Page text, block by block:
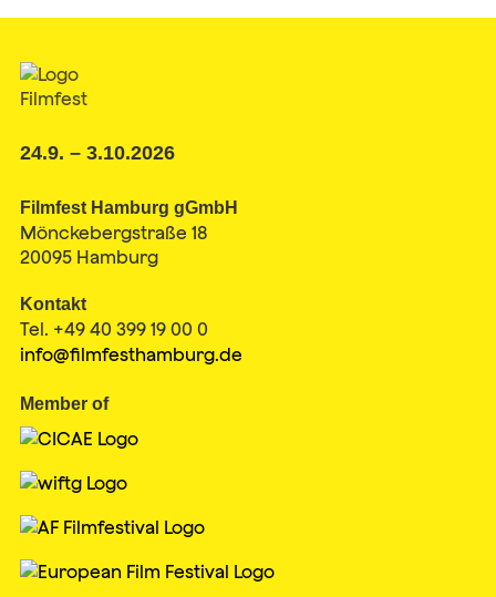
24.9. – 3.10.2026
Filmfest Hamburg gGmbH
Mönckebergstraße 18
20095 Hamburg
Kontakt
Tel. +49 40 399 19 00 0
info@filmfesthamburg.de
Member of